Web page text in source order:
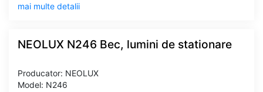
mai multe detalii
NEOLUX N246 Bec, lumini de stationare
Producator: NEOLUX
Model: N246